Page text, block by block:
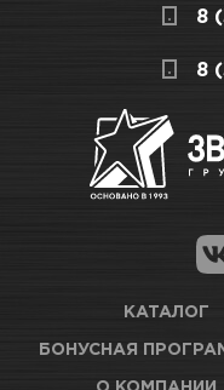
Вид инструмента /
Вес / Размер /
СКЛАДСКОЙ
Нет в наличии
Новосибирск,
КАРТА ПРОЕЗДА И
получение
поэтому
Как купить
Гарантия на
Магазины для
Оптовые
8
8
КАТАЛОГ
БОНУСНАЯ
О КОМПАНИИ